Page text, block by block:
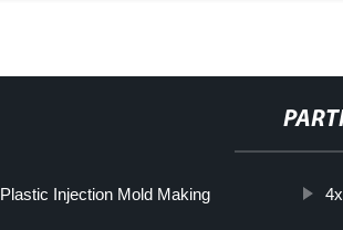
Plastic Injection Mold Making